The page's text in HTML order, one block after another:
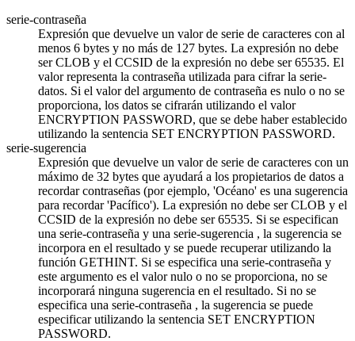
serie-contraseña
Expresión que devuelve un valor de serie de caracteres con al
menos 6 bytes y no más de 127 bytes. La expresión no debe
ser CLOB y el CCSID de la expresión no debe ser 65535. El
valor representa la contraseña utilizada para cifrar la serie-
datos. Si el valor del argumento de contraseña es nulo o no se
proporciona, los datos se cifrarán utilizando el valor
ENCRYPTION PASSWORD, que se debe haber establecido
utilizando la sentencia SET ENCRYPTION PASSWORD.
serie-sugerencia
Expresión que devuelve un valor de serie de caracteres con un
máximo de 32 bytes que ayudará a los propietarios de datos a
recordar contraseñas (por ejemplo, 'Océano' es una sugerencia
para recordar 'Pacífico'). La expresión no debe ser CLOB y el
CCSID de la expresión no debe ser 65535. Si se especifican
una serie-contraseña y una serie-sugerencia , la sugerencia se
incorpora en el resultado y se puede recuperar utilizando la
función GETHINT. Si se especifica una serie-contraseña y
este argumento es el valor nulo o no se proporciona, no se
incorporará ninguna sugerencia en el resultado. Si no se
especifica una serie-contraseña , la sugerencia se puede
especificar utilizando la sentencia SET ENCRYPTION
PASSWORD.